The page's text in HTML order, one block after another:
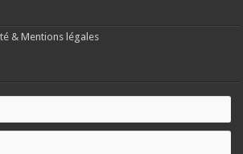
& Mentions légales